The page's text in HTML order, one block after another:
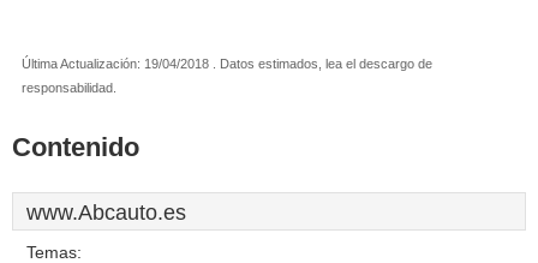
Última Actualización: 19/04/2018 . Datos estimados, lea el descargo de
responsabilidad.
Contenido
www.Abcauto.es
Temas: